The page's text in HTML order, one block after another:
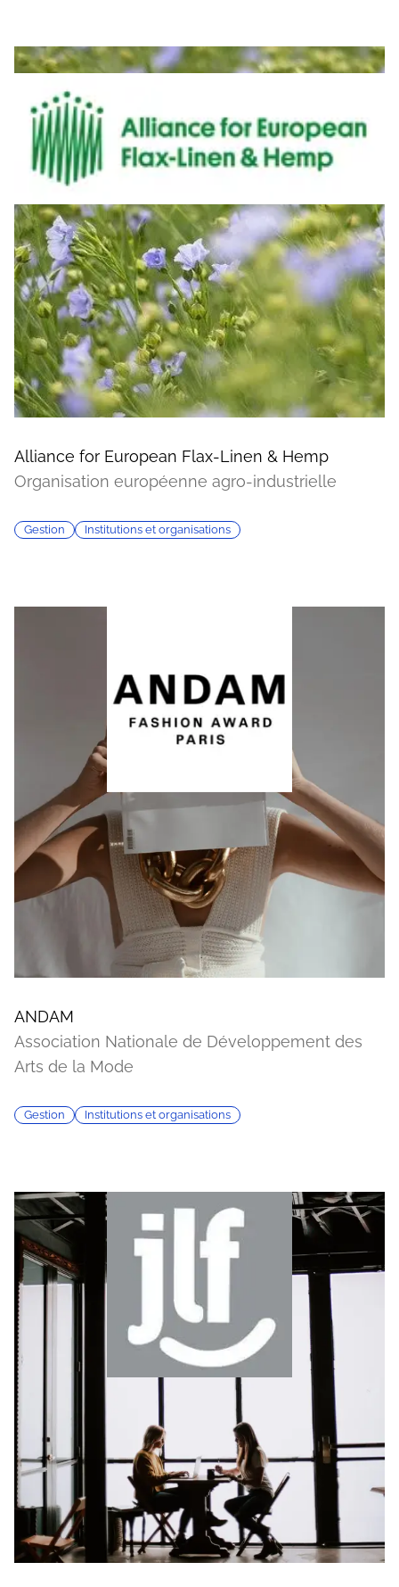
Alliance for European Flax-Linen & Hemp
Organisation européenne agro-industrielle
Gestion Institutions et organisations
ANDAM
Association Nationale de Développement des
Arts de la Mode
Gestion Institutions et organisations